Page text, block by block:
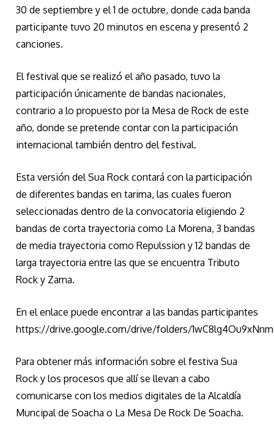
30 de septiembre y el 1 de octubre, donde cada banda
participante tuvo 20 minutos en escena y presentó 2
canciones.
El festival que se realizó el año pasado, tuvo la
participación únicamente de bandas nacionales,
contrario a lo propuesto por la Mesa de Rock de este
año, donde se pretende contar con la participación
internacional también dentro del festival.
Esta versión del Sua Rock contará con la participación
de diferentes bandas en tarima, las cuales fueron
seleccionadas dentro de la convocatoria eligiendo 2
bandas de corta trayectoria como La Morena, 3 bandas
de media trayectoria como Repulssion y 12 bandas de
larga trayectoria entre las que se encuentra Tributo
Rock y Zarna.
En el enlace puede encontrar a las bandas participantes
https://drive.google.com/drive/folders/
Para obtener más información sobre el festiva Sua
Rock y los procesos que allí se llevan a cabo
comunicarse con los medios digitales de la Alcaldía
Muncipal de Soacha o La Mesa De Rock De Soacha.